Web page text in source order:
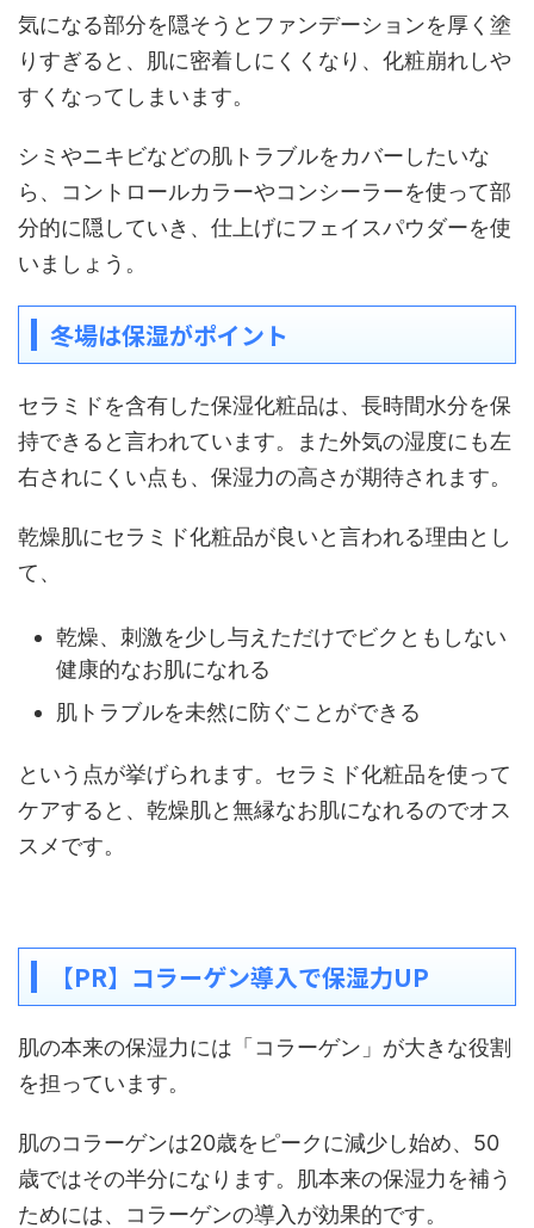
気になる部分を隠そうとファンデーションを厚く塗
りすぎると、肌に密着しにくくなり、化粧崩れしや
すくなってしまいます。
シミやニキビなどの肌トラブルをカバーしたいな
ら、コントロールカラーやコンシーラーを使って部
分的に隠していき、仕上げにフェイスパウダーを使
いましょう。
冬場は保湿がポイント
セラミドを含有した保湿化粧品は、長時間水分を保
持できると言われています。また外気の湿度にも左
右されにくい点も、保湿力の高さが期待されます。
乾燥肌にセラミド化粧品が良いと言われる理由とし
て、
乾燥、刺激を少し与えただけでビクともしない
健康的なお肌になれる
肌トラブルを未然に防ぐことができる
という点が挙げられます。セラミド化粧品を使って
ケアすると、乾燥肌と無縁なお肌になれるのでオス
スメです。
【PR】コラーゲン導入で保湿力UP
肌の本来の保湿力には「コラーゲン」が大きな役割
を担っています。
肌のコラーゲンは20歳をピークに減少し始め、50
歳ではその半分になります。肌本来の保湿力を補う
ためには、コラーゲンの導入が効果的です。